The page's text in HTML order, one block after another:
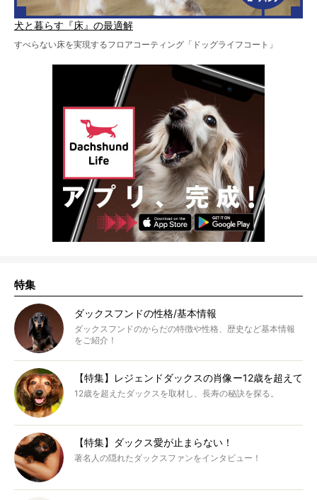
犬と暮らす『床』の最適解
すべらない床を実現するフロアコーティング「ドッグライフコート」
特集
ダックスフンドの性格/基本情報
ダックスフンドのからだの特徴や性格、歴史など基本情報
をご紹介！
【特集】レジェンドダックスの肖像ー12歳を超えて
12歳を超えたダックスを取材し、長寿の秘訣を探る。
【特集】ダックス愛が止まらない！
著名人の隠れたダックスファンをインタビュー！